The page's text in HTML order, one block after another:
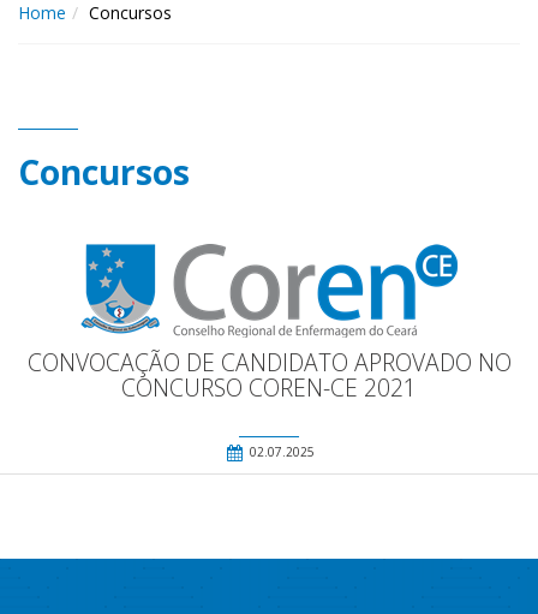
Home Concursos
Concursos
CONVOCAÇÃO DE CANDIDATO APROVADO NO
CONCURSO COREN-CE 2021
02.07.2025